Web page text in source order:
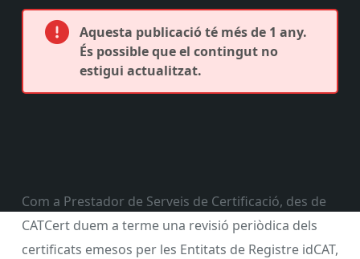
Aquesta publicació té més de 1 any.
És possible que el contingut no
estigui actualitzat.
Com a Prestador de Serveis de Certificació, des de
CATCert duem a terme una revisió periòdica dels
certificats emesos per les Entitats de Registre idCAT,